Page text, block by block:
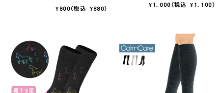
¥800(税込 ¥880)
¥1,000 (税込 ¥1,100)